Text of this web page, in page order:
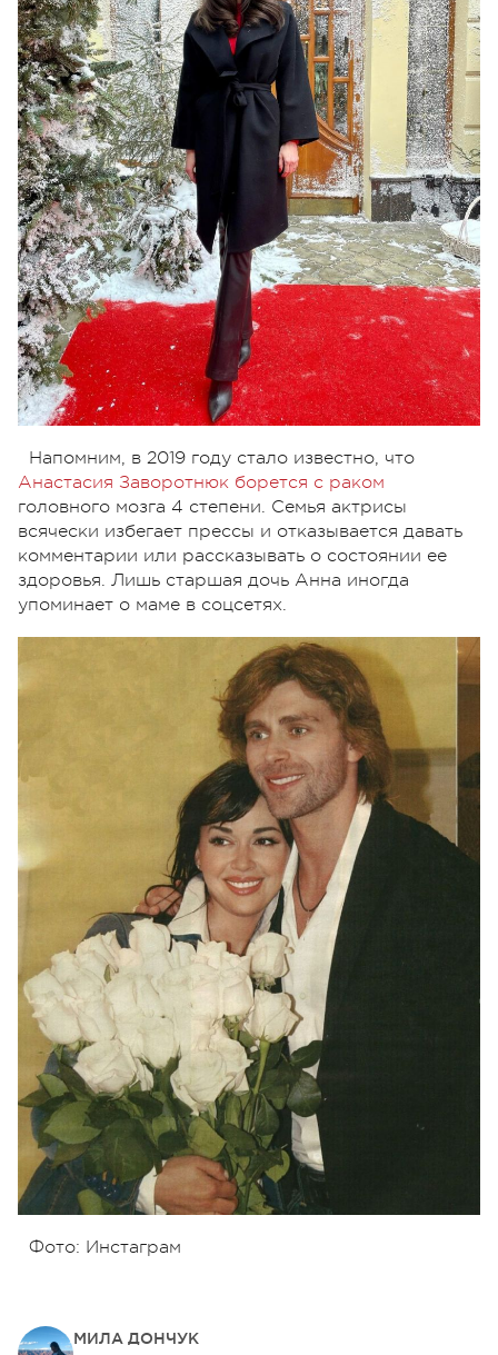
Напомним, в 2019 году стало известно, что
Анастасия Заворотнюк борется с раком
головного мозга 4 степени. Семья актрисы
всячески избегает прессы и отказывается давать
комментарии или рассказывать о состоянии ее
здоровья. Лишь старшая дочь Анна иногда
упоминает о маме в соцсетях.
Фото: Инстаграм
МИЛА ДОНЧУК